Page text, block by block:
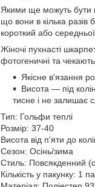
Якими ще можуть бути
що вони в кілька разів
короткий або
Жіночі пухнасті
фотогеничні та
Якісне в'язання
Висота — під
тисне і не залишає
Тип: Гольфи теплі
Розмір: 37-40
Висота від п'яти до
Сезон: Осінь/зима
Стиль: Повсякденний
Кількість у пакунку: 1